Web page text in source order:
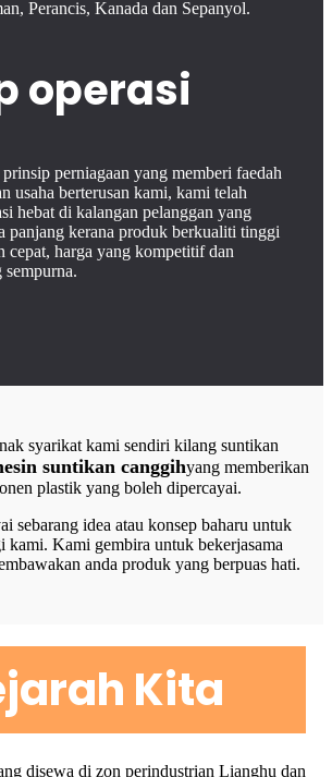
Perancis, Kanada dan Sepanyol.
operasi
perniagaan yang memberi faedah
usaha berterusan kami, kami telah
hebat di kalangan pelanggan yang
panjang kerana produk berkualiti tinggi
cepat, harga yang kompetitif dan
syarikat kami sendiri kilang suntikan
suntikan canggihyang memberikan
plastik yang boleh dipercayai.
sebarang idea atau konsep baharu untuk
kami. Kami gembira untuk bekerjasama
anda produk yang berpuas hati.
Kita
disewa di zon perindustrian Lianghu dan